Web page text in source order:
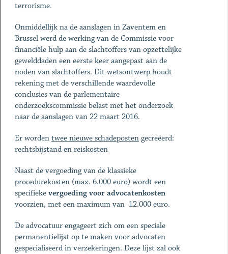
terrorisme.
Onmiddellijk na de aanslagen in Zaventem en
Brussel werd de werking van de Commissie voor
financiële hulp aan de slachtoffers van opzettelijke
gewelddaden een eerste keer aangepast aan de
noden van slachtoffers. Dit wetsontwerp houdt
rekening met de verschillende waardevolle
conclusies van de parlementaire
onderzoekscommissie belast met het onderzoek
naar de aanslagen van 22 maart 2016.
Er worden twee nieuwe schadepostengecreëerd:
rechtsbijstand en reiskosten
Naast de vergoeding van de klassieke
procedurekosten (max. 6.000 euro) wordt een
specifieke vergoeding voor advocatenkosten
voorzien, met een maximum van 12.000 euro.
De advocatuur engageert zich om een speciale
permanentielijst op te maken voor advocaten
gespecialiseerd in verzekeringen. Deze lijst zal ook